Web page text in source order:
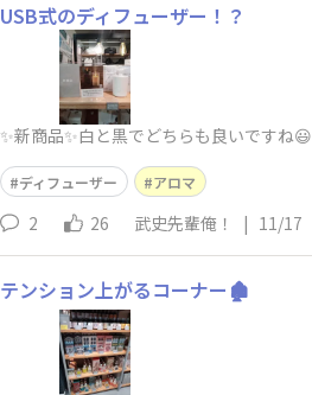
USB式のディフューザー！？
✨新商品✨白と黒でどちらも良いですね😃
ディフューザー アロマ
2 26 武史先輩俺！ | 11/17
テンション上がるコーナー🏚️